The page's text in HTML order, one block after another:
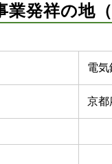
業発祥の地
電気
京都